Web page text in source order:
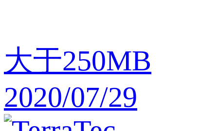
大于250MB
2020/07/29